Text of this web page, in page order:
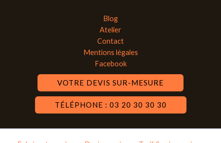
Blog
Atelier
Contact
Mentions légales
Facebook
VOTRE DEVIS SUR-MESURE
TÉLÉPHONE : 03 20 30 30 30